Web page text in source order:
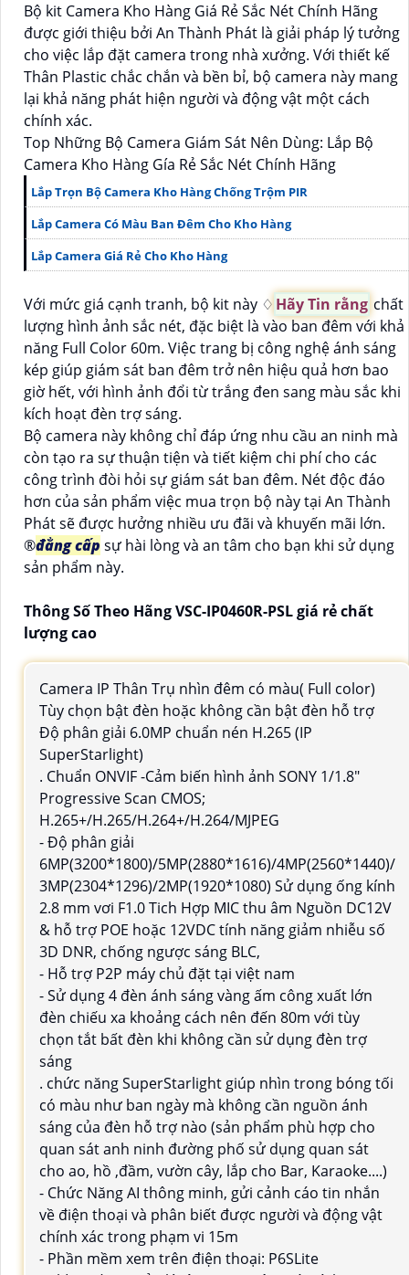
Bộ kit Camera Kho Hàng Giá Rẻ Sắc Nét Chính Hãng
được giới thiệu bởi An Thành Phát là giải pháp lý tưởng
cho việc lắp đặt camera trong nhà xưởng. Với thiết kế
Thân Plastic chắc chắn và bền bỉ, bộ camera này mang
lại khả năng phát hiện người và động vật một cách
chính xác.
Top Những Bộ Camera Giám Sát Nên Dùng: Lắp Bộ
Camera Kho Hàng Gía Rẻ Sắc Nét Chính Hãng
Lắp Trọn Bộ Camera Kho Hàng Chống Trộm PIR
Lắp Camera Có Màu Ban Đêm Cho Kho Hàng
Lắp Camera Giá Rẻ Cho Kho Hàng
Với mức giá cạnh tranh, bộ kit này ♢ Hãy Tin rằng chất
lượng hình ảnh sắc nét, đặc biệt là vào ban đêm với khả
năng Full Color 60m. Việc trang bị công nghệ ánh sáng
kép giúp giám sát ban đêm trở nên hiệu quả hơn bao
giờ hết, với hình ảnh đổi từ trắng đen sang màu sắc khi
kích hoạt đèn trợ sáng.
Bộ camera này không chỉ đáp ứng nhu cầu an ninh mà
còn tạo ra sự thuận tiện và tiết kiệm chi phí cho các
công trình đòi hỏi sự giám sát ban đêm. Nét độc đáo
hơn của sản phẩm việc mua trọn bộ này tại An Thành
Phát sẽ được hưởng nhiều ưu đãi và khuyến mãi lớn.
®️đẳng cấp sự hài lòng và an tâm cho bạn khi sử dụng
sản phẩm này.
Thông Số Theo Hãng VSC-IP0460R-PSL giá rẻ chất
lượng cao
Camera IP Thân Trụ nhìn đêm có màu( Full color)
Tùy chọn bật đèn hoặc không cần bật đèn hỗ trợ
Độ phân giải 6.0MP chuẩn nén H.265 (IP
SuperStarlight)
. Chuẩn ONVIF -Cảm biến hình ảnh SONY 1/1.8"
Progressive Scan CMOS;
H.265+/H.265/H.264+/H.264/MJPEG
- Độ phân giải
6MP(3200*1800)/5MP(2880*1616)/4MP(2560*1440)/
3MP(2304*1296)/2MP(1920*1080) Sử dụng ống kính
2.8 mm vơi F1.0 Tich Hợp MIC thu âm Nguồn DC12V
& hỗ trợ POE hoặc 12VDC tính năng giảm nhiễu số
3D DNR, chống ngược sáng BLC,
- Hỗ trợ P2P máy chủ đặt tại việt nam
- Sử dụng 4 đèn ánh sáng vàng ấm công xuất lớn
đèn chiếu xa khoảng cách nên đến 80m với tùy
chọn tắt bất đèn khi không cần sử dụng đèn trợ
sáng
. chức năng SuperStarlight giúp nhìn trong bóng tối
có màu như ban ngày mà không cần nguồn ánh
sáng của đèn hỗ trợ nào (sản phẩm phù hợp cho
quan sát anh ninh đường phố sử dụng quan sát
cho ao, hồ ,đầm, vườn cây, lắp cho Bar, Karaoke....)
- Chức Năng AI thông minh, gửi cảnh cáo tin nhắn
về điện thoại và phân biết được người và động vật
chính xác trong phạm vi 15m
- Phần mềm xem trên điện thoại: P6SLite